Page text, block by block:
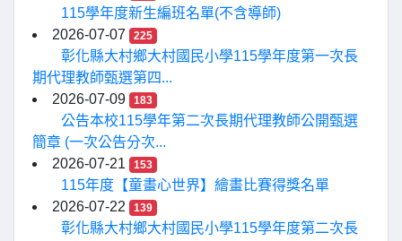
115學年度新生編班名單(不含導師)
2026-07-07
225
彰化縣大村鄉大村國民小學115學年度第一次長
期代理教師甄選第四...
2026-07-09
183
公告本校115學年第二次長期代理教師公開甄選
簡章 (一次公告分次...
2026-07-21
153
115年度【童畫心世界】繪畫比賽得獎名單
2026-07-22
139
彰化縣大村鄉大村國民小學115學年度第二次長